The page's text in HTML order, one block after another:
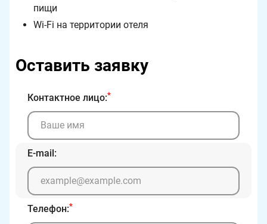
пищи
Wi-Fi на территории отеля
Оставить заявку
Контактное лицо:*
E-mail:
Телефон:*